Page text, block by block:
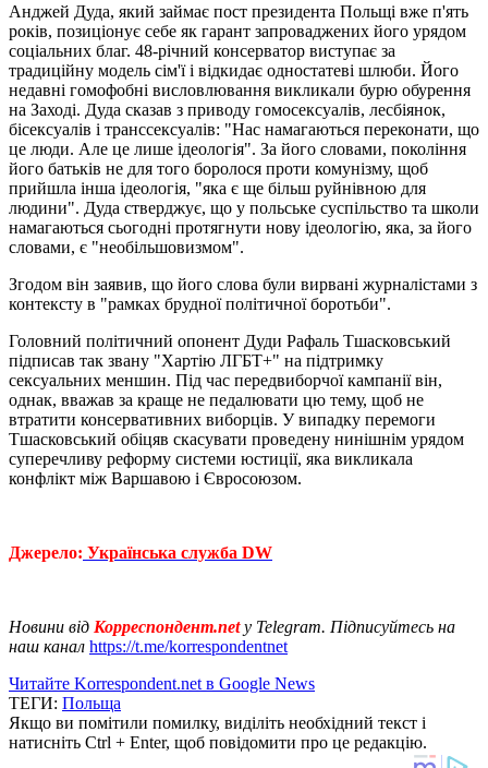
Анджей Дуда, який займає пост президента Польщі вже п'ять
років, позиціонує себе як гарант запроваджених його урядом
соціальних благ. 48-річний консерватор виступає за
традиційну модель сім'ї і відкидає одностатеві шлюби. Його
недавні гомофобні висловлювання викликали бурю обурення
на Заході. Дуда сказав з приводу гомосексуалів, лесбіянок,
бісексуалів і транссексуалів: "Нас намагаються переконати, що
це люди. Але це лише ідеологія". За його словами, покоління
його батьків не для того боролося проти комунізму, щоб
прийшла інша ідеологія, "яка є ще більш руйнівною для
людини". Дуда стверджує, що у польське суспільство та школи
намагаються сьогодні протягнути нову ідеологію, яка, за його
словами, є "необільшовизмом".
Згодом він заявив, що його слова були вирвані журналістами з
контексту в "рамках брудної політичної боротьби".
Головний політичний опонент Дуди Рафаль Тшасковський
підписав так звану "Хартію ЛГБТ+" на підтримку
сексуальних меншин. Під час передвиборчої кампанії він,
однак, вважав за краще не педалювати цю тему, щоб не
втратити консервативних виборців. У випадку перемоги
Тшасковський обіцяв скасувати проведену нинішнім урядом
суперечливу реформу системи юстиції, яка викликала
конфлікт між Варшавою і Євросоюзом.
Джерело: Українська служба DW
Новини від Корреспондент.net у Telegram. Підписуйтесь на
наш канал https://t.me/korrespondentnet
Читайте Korrespondent.net в Google News
ТЕГИ: Польща
Якщо ви помітили помилку, виділіть необхідний текст і
натисніть Ctrl + Enter, щоб повідомити про це редакцію.